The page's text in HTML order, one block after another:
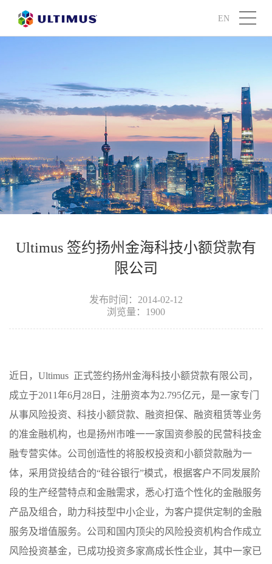
EN
Ultimus 签约扬州金海科技小额贷款有
限公司
发布时间：2014-02-12
浏览量：1900
近日，Ultimus 正式签约扬州金海科技小额贷款有限公司，
成立于2011年6月28日，注册资本为2.795亿元，是一家专门
从事风险投资、科技小额贷款、融资担保、融资租赁等业务
的准金融机构，也是扬州市唯一一家国资参股的民营科技金
融专营实体。公司创造性的将股权投资和小额贷款融为一
体，采用贷投结合的“硅谷银行”模式，根据客户不同发展阶
段的生产经营特点和金融需求，悉心打造个性化的金融服务
产品及组合，助力科技型中小企业，为客户提供定制的金融
服务及增值服务。公司和国内顶尖的风险投资机构合作成立
风险投资基金，已成功投资多家高成长性企业，其中一家已